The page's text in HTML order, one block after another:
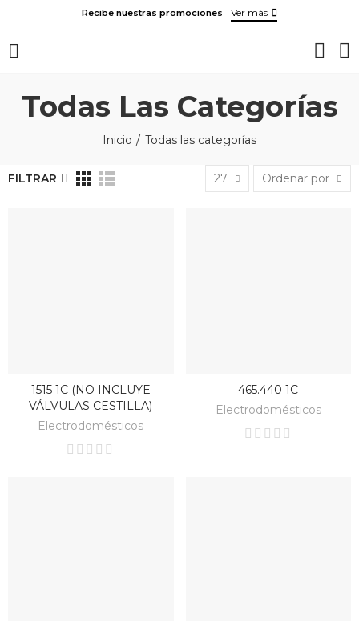
Recibe nuestras promociones Ver más
Todas Las Categorías
Inicio Todas las categorías
FILTRAR 27 Ordenar por
BAJO PEDIDO
1515 1C (NO INCLUYE
VÁLVULAS CESTILLA)
Electrodomésticos
BAJO PEDIDO
465.440 1C
Electrodomésticos